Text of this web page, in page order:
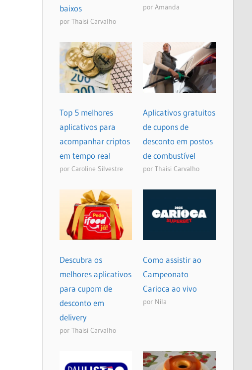
baixos
por Thaisi Carvalho
por Amanda
Top 5 melhores
aplicativos para
acompanhar criptos
em tempo real
por Caroline Silvestre
Aplicativos gratuitos
de cupons de
desconto em postos
de combustível
por Thaisi Carvalho
Descubra os
melhores aplicativos
para cupom de
desconto em
delivery
por Thaisi Carvalho
Como assistir ao
Campeonato
Carioca ao vivo
por Nila